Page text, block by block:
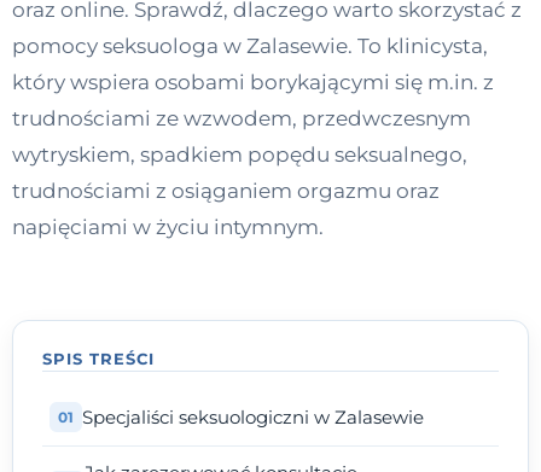
Dawka wiedzy
Dla specjalistów
Kontakt
Dołącz do portalu
oraz online. Sprawdź, dlaczego warto skorzystać z
pomocy seksuologa w Zalasewie. To klinicysta,
który wspiera osobami borykającymi się m.in. z
trudnościami ze wzwodem, przedwczesnym
wytryskiem, spadkiem popędu seksualnego,
trudnościami z osiąganiem orgazmu oraz
napięciami w życiu intymnym.
SPIS TREŚCI
Specjaliści seksuologiczni w Zalasewie